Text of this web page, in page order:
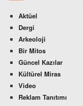
Aktüel
Dergi
Arkeoloji
Bir Mitos
Güncel Kazılar
Kültürel Miras
Video
Reklam Tanıtımı